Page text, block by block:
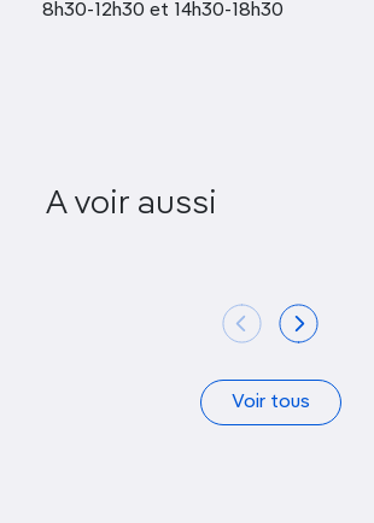
8h30-12h30 et 14h30-18h30
A voir aussi
Termas Romanas
Voir tous